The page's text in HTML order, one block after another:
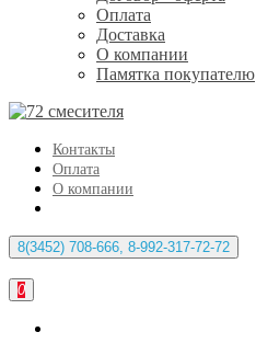
Оплата
Доставка
О компании
Памятка покупателю
Контакты
Оплата
О компании
8(3452) 708-666, 8-992-317-72-72
0